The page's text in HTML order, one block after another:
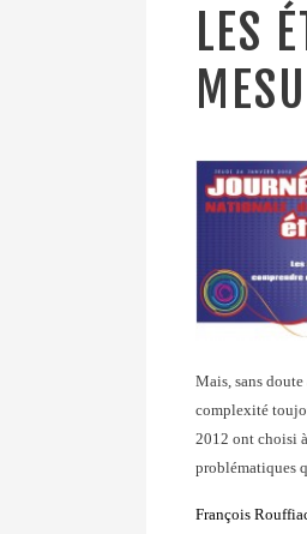
LES
Mais, sans
complexité
2012 ont choisi
problématiques
François